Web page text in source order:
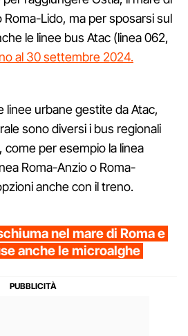
Roma-Lido, ma per sposarsi sul
le linee bus Atac (linea 062,
al 30 settembre 2024.
linee urbane gestite da Atac,
sono diversi i bus regionali
come per esempio la linea
Roma-Anzio o Roma-
anche con il treno.
nel mare di Roma e
anche le microalghe